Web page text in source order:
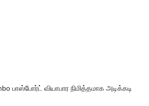
பாஸ்போர்ட் வியாபார நிமித்தமாக அடிக்கடி